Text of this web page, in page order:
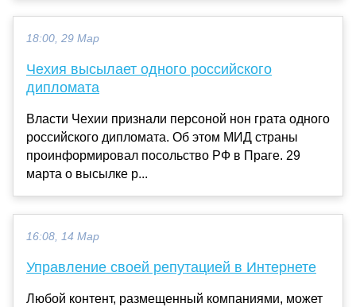
18:00, 29 Мар
Чехия высылает одного российского
дипломата
Власти Чехии признали персоной нон грата одного
российского дипломата. Об этом МИД страны
проинформировал посольство РФ в Праге. 29
марта о высылке р...
16:08, 14 Мар
Управление своей репутацией в Интернете
Любой контент, размещенный компаниями, может